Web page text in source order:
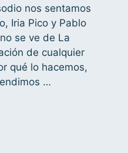
nos sentamos
Iria Pico y Pablo
se ve de La
de cualquier
qué lo hacemos,
…